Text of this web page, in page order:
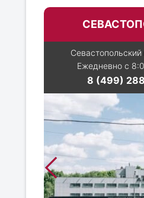
Ежедневно с
8 (499)